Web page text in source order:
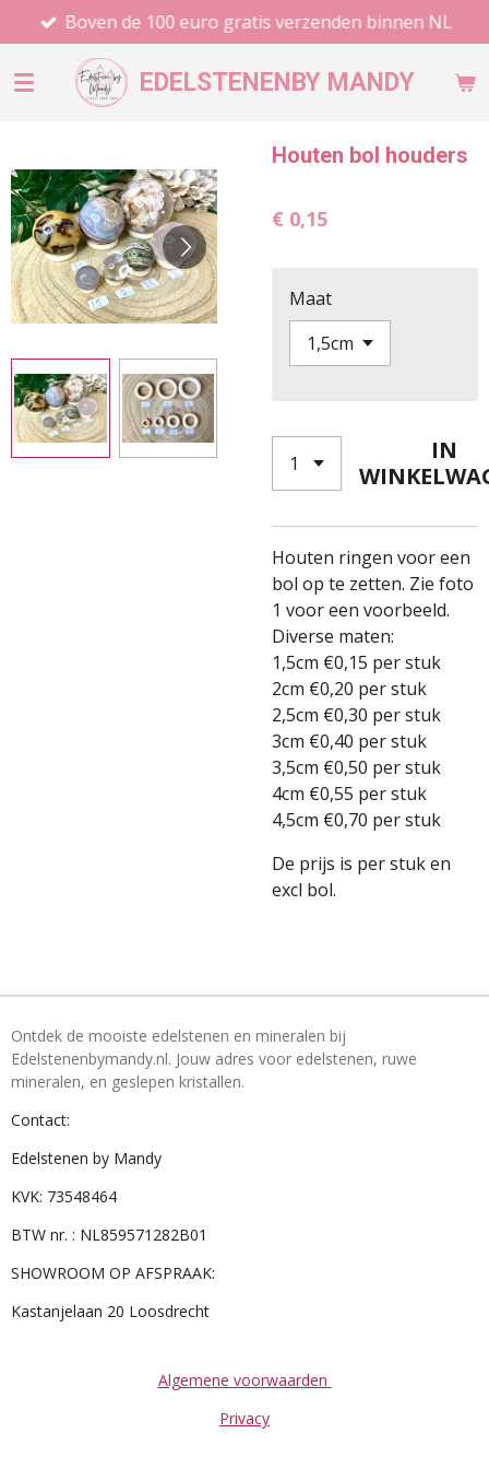
direct
naar
EDELSTENENBY MANDY
Boven de 100 euro gratis verzenden binnen NL
Houten bol houders
€ 0,15
Maat
IN
Houten ringen voor een
bol op te zetten. Zie foto
1 voor een voorbeeld.
Diverse maten:
1,5cm €0,15 per stuk
2cm €0,20 per stuk
2,5cm €0,30 per stuk
3cm €0,40 per stuk
3,5cm €0,50 per stuk
4cm €0,55 per stuk
4,5cm €0,70 per stuk
De prijs is per stuk en
excl bol.
Ontdek de mooiste edelstenen en mineralen bij
Edelstenenbymandy.nl. Jouw adres voor edelstenen, ruwe
mineralen, en geslepen kristallen.
Contact:
Edelstenen by Mandy
KVK: 73548464
BTW nr. : NL859571282B01
SHOWROOM OP AFSPRAAK:
Kastanjelaan 20 Loosdrecht
Algemene voorwaarden
Privacy